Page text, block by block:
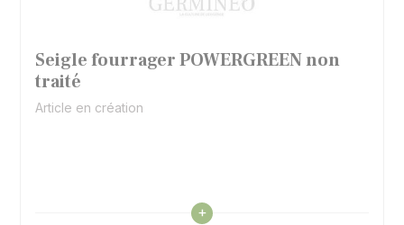
Seigle fourrager POWERGREEN non
traité
Article en création
Voir les caractéristiques
+